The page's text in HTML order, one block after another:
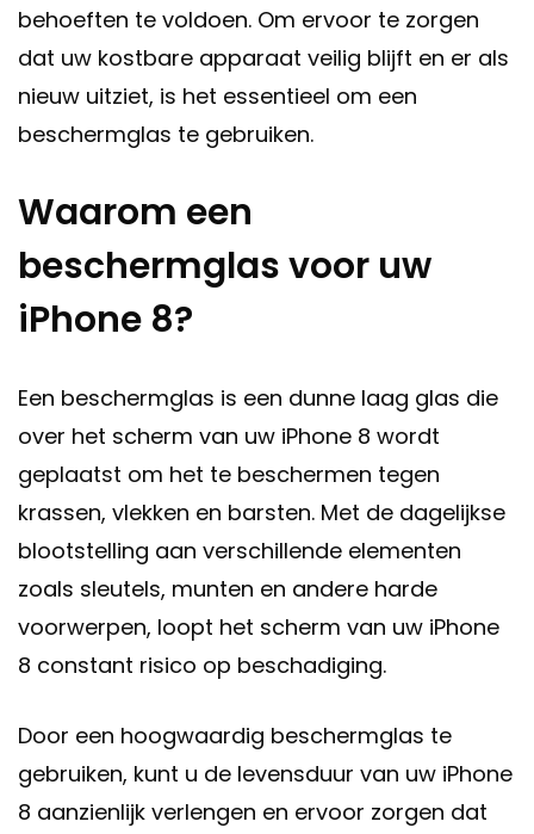
behoeften te voldoen. Om ervoor te zorgen
dat uw kostbare apparaat veilig blijft en er als
nieuw uitziet, is het essentieel om een
beschermglas te gebruiken.
Waarom een
beschermglas voor uw
iPhone 8?
Een beschermglas is een dunne laag glas die
over het scherm van uw iPhone 8 wordt
geplaatst om het te beschermen tegen
krassen, vlekken en barsten. Met de dagelijkse
blootstelling aan verschillende elementen
zoals sleutels, munten en andere harde
voorwerpen, loopt het scherm van uw iPhone
8 constant risico op beschadiging.
Door een hoogwaardig beschermglas te
gebruiken, kunt u de levensduur van uw iPhone
8 aanzienlijk verlengen en ervoor zorgen dat